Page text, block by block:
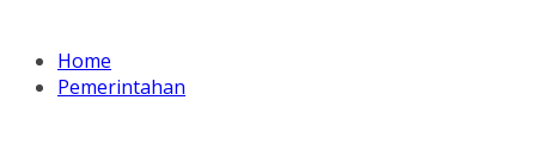
Home
Pemerintahan